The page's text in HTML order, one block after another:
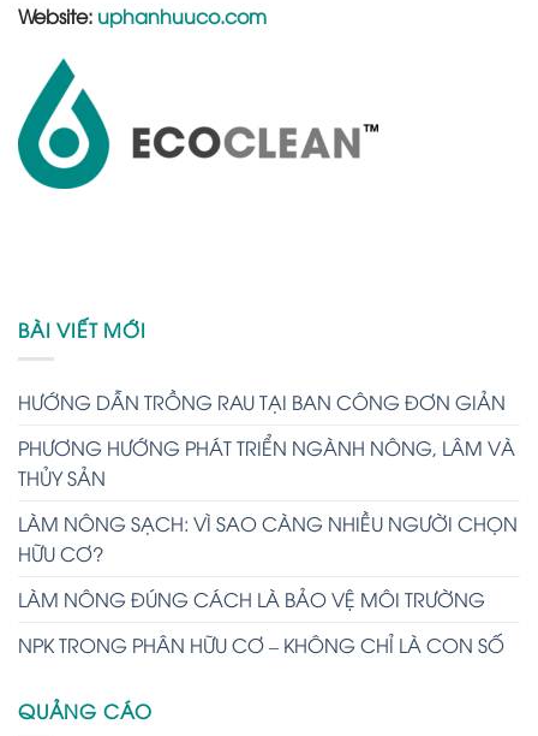
Website: uphanhuuco.com
BÀI VIẾT MỚI
HƯỚNG DẪN TRỒNG RAU TẠI BAN CÔNG ĐƠN GIẢN
PHƯƠNG HƯỚNG PHÁT TRIỂN NGÀNH NÔNG, LÂM VÀ
THỦY SẢN
LÀM NÔNG SẠCH: VÌ SAO CÀNG NHIỀU NGƯỜI CHỌN
HỮU CƠ?
LÀM NÔNG ĐÚNG CÁCH LÀ BẢO VỆ MÔI TRƯỜNG
NPK TRONG PHÂN HỮU CƠ – KHÔNG CHỈ LÀ CON SỐ
QUẢNG CÁO